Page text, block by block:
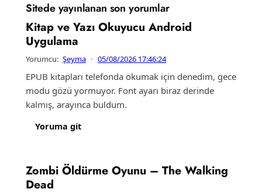
Sitede yayınlanan son yorumlar
Kitap ve Yazı Okuyucu Android
Uygulama
Yorumcu: Şeyma · 05/08/2026 17:46:24
EPUB kitapları telefonda okumak için denedim, gece
modu gözü yormuyor. Font ayarı biraz derinde
kalmış, arayınca buldum.
Yoruma git
Zombi Öldürme Oyunu – The Walking
Dead